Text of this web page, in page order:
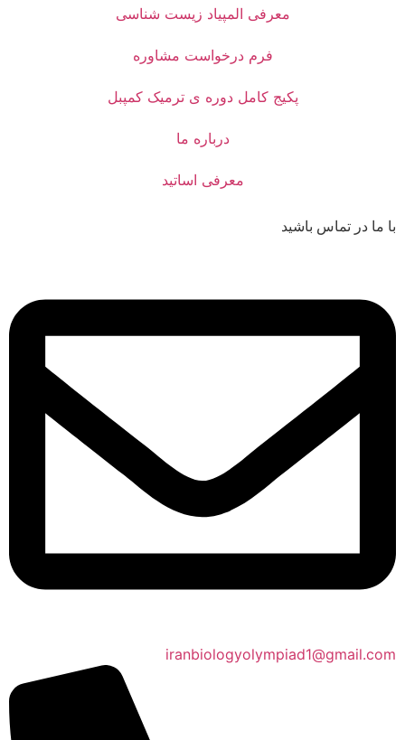
معرفی المپیاد زیست شناسی
فرم درخواست مشاوره
پکیج کامل دوره ی ترمیک کمپبل
درباره ما
معرفی اساتید
با ما در تماس باشید
iranbiologyolympiad1@gmail.com